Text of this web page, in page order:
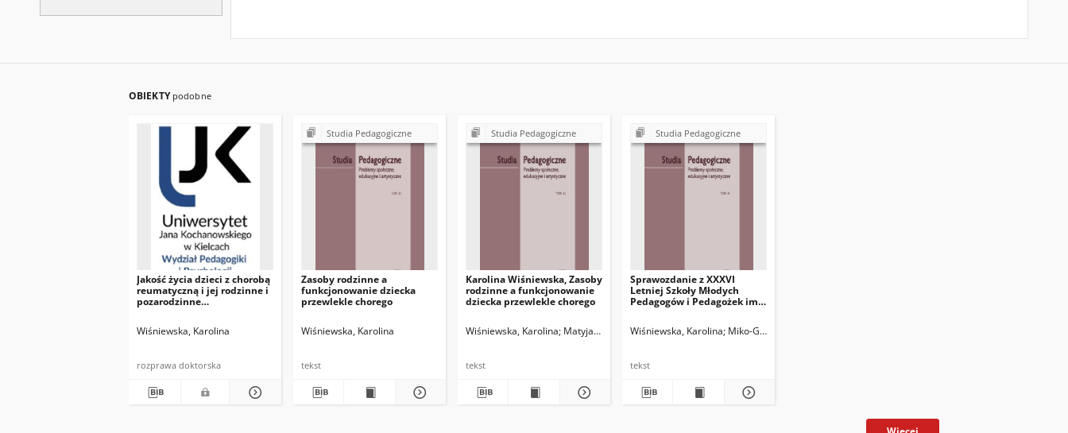
OBIEKTY podobne
Jakość życia dzieci z chorobą
reumatyczną i jej rodzinne i
pozarodzinne
Wiśniewska, Karolina
rozprawa doktorska
Studia Pedagogiczne
Zasoby rodzinne a
funkcjonowanie dziecka
przewlekle chorego
Wiśniewska, Karolina
tekst
Studia Pedagogiczne
Karolina Wiśniewska, Zasoby
rodzinne a funkcjonowanie
dziecka przewlekle chorego
Wiśniewska, Karolina Matyjas, Bożena. Red.
tekst
Studia Pedagogiczne
Sprawozdanie z XXXVI
Letniej Szkoły Młodych
Pedagogów i Pedagożek im.
Wiśniewska, Karolina Miko-Giedyk, Justyna
tekst